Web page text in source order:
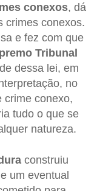
conexos, dá
crimes conexos.
e fez com que
Tribunal
dessa lei, em
no
crime conexo,
tudo o que se
natureza.
construiu
um eventual